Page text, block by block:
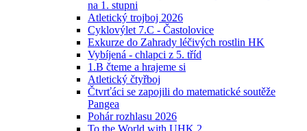
na 1. stupni
Atletický trojboj 2026
Cyklovýlet 7.C - Častolovice
Exkurze do Zahrady léčivých rostlin HK
Vybíjená - chlapci z 5. tříd
1.B čteme a hrajeme si
Atletický čtyřboj
Čtvrťáci se zapojili do matematické soutěže
Pangea
Pohár rozhlasu 2026